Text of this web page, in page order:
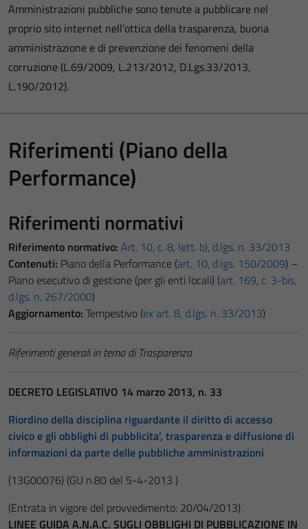
Amministrazioni pubbliche sono tenute a pubblicare nel
proprio sito internet nell’ottica della trasparenza, buona
amministrazione e di prevenzione dei fenomeni della
corruzione (L.69/2009, L.213/2012, D.Lgs.33/2013,
L.190/2012).
Riferimenti (Piano della
Performance)
Riferimenti normativi
Riferimento normativo: Art. 10, c. 8, lett. b), d.lgs. n. 33/2013
Contenuti: Piano della Performance (art. 10, d.lgs. 150/2009) –
Piano esecutivo di gestione (per gli enti locali) (art. 169, c. 3-bis,
d.lgs. n. 267/2000)
Aggiornamento: Tempestivo (ex art. 8, d.lgs. n. 33/2013)
Riferimenti generali in tema di Trasparenza
DECRETO LEGISLATIVO 14 marzo 2013, n. 33
Riordino della disciplina riguardante il diritto di accesso
civico e gli obblighi di pubblicita’, trasparenza e diffusione di
informazioni da parte delle pubbliche amministrazioni
(13G00076) (GU n.80 del 5-4-2013 )
(Entrata in vigore del provvedimento: 20/04/2013)
LINEE GUIDA A.N.A.C. SUGLI OBBLIGHI DI PUBBLICAZIONE IN